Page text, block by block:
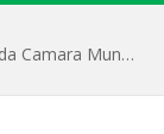
Hoje dia 05 de julho aconteceu no plenário da Camara Municipal de Porto de Moz a Sessão Solene de Abertura dos Trabalhos Legislativos 2º Período da 23ª Legislatura